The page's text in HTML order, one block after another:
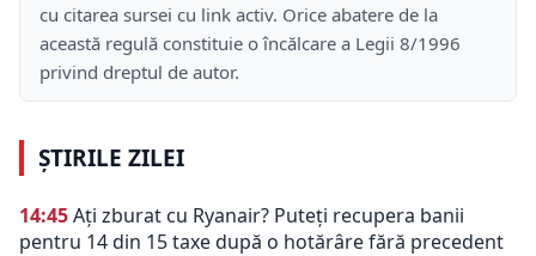
cu citarea sursei cu link activ. Orice abatere de la
această regulă constituie o încălcare a Legii 8/1996
privind dreptul de autor.
ȘTIRILE ZILEI
14:45Ați zburat cu Ryanair? Puteți recupera banii
pentru 14 din 15 taxe după o hotărâre fără precedent